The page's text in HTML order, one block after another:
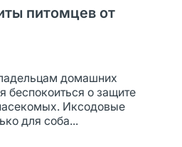
питомцев от
домашних
беспокоиться о защите
Иксодовые
для соба...